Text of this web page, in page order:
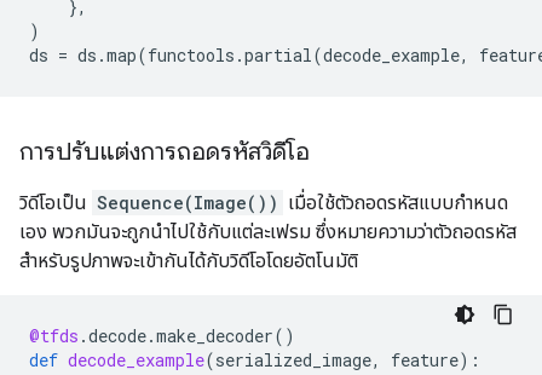
},
)
ds = ds .map(functools .partial(decode_example,
การปรับแต่งการถอดรหัสวิดีโอ
วิดีโอเป็น Sequence(Image()) เมื่อใช้ตัวถอดรหัสแบบกำหนด
เอง พวกมันจะถูกนำไปใช้กับแต่ละเฟรม ซึ่งหมายความว่าตัวถอดรหัส
สำหรับรูปภาพจะเข้ากันได้กับวิดีโอโดยอัตโนมัติ
@tfds .decode.make_decoder()
def decode_example(serialized_image, feature):